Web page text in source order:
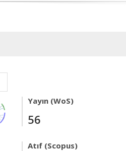
Yayın (WoS)
56
Atıf (Scopus)